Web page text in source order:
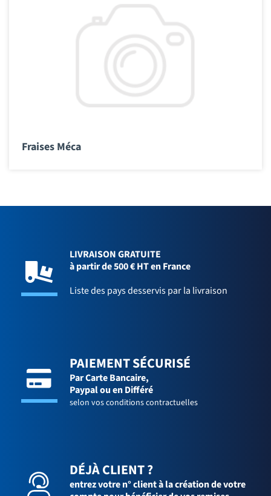
Fraises Méca
LIVRAISON GRATUITE
à partir de 500 € HT en France
Liste des pays desservis par la livraison
PAIEMENT SÉCURISÉ
Par Carte Bancaire,
Paypal ou en Différé
selon vos conditions contractuelles
DÉJÀ CLIENT ?
entrez votre n° client à la création de votre